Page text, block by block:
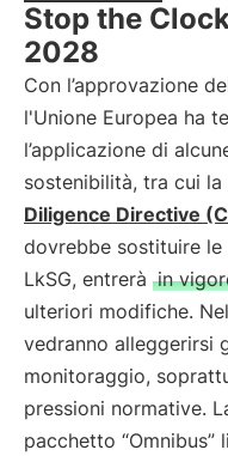
Stop the
2028
Con l’approvazione
l'Unione Europea ha
l’applicazione di
sostenibilità, tra cui la
Diligence Directive
dovrebbe sostituire
LkSG, entrerà in
ulteriori modifiche.
vedranno alleggerirsi
monitoraggio,
pressioni normative.
pacchetto